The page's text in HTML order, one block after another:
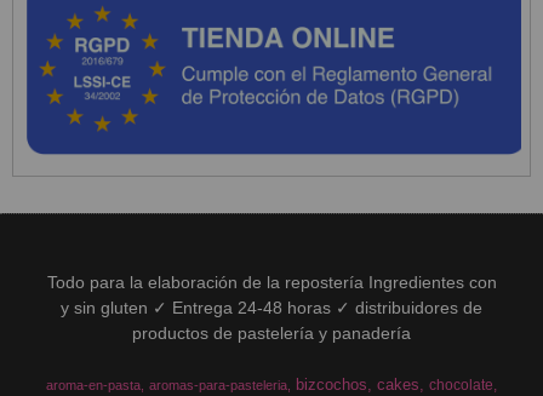
Todo para la elaboración de la repostería Ingredientes con
y sin gluten ✓ Entrega 24-48 horas ✓ distribuidores de
productos de pastelería y panadería
aroma-en-pasta aromas-para-pasteleria bizcochos cakes chocolate